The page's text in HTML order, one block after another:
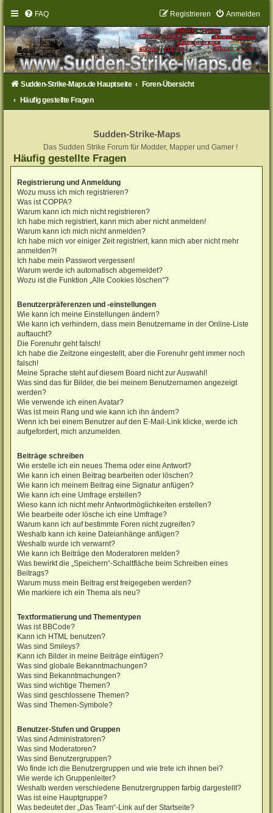
FAQ Anmelden
Registrieren
Sudden-Strike-Maps.de Hauptseite
Foren-Übersicht
Häufig gestellte Fragen
Sudden-Strike-Maps
Das Sudden Strike Forum für Modder, Mapper und Gamer !
Häufig gestellte Fragen
Registrierung und Anmeldung
Wozu muss ich mich registrieren?
Was ist COPPA?
Warum kann ich mich nicht registrieren?
Ich habe mich registriert, kann mich aber nicht anmelden!
Warum kann ich mich nicht anmelden?
Ich habe mich vor einiger Zeit registriert, kann mich aber nicht mehr
anmelden?!
Ich habe mein Passwort vergessen!
Warum werde ich automatisch abgemeldet?
Wozu ist die Funktion „Alle Cookies löschen“?
Benutzerpräferenzen und -einstellungen
Wie kann ich meine Einstellungen ändern?
Wie kann ich verhindern, dass mein Benutzername in der Online-Liste
auftaucht?
Die Forenuhr geht falsch!
Ich habe die Zeitzone eingestellt, aber die Forenuhr geht immer noch
falsch!
Meine Sprache steht auf diesem Board nicht zur Auswahl!
Was sind das für Bilder, die bei meinem Benutzernamen angezeigt
werden?
Wie verwende ich einen Avatar?
Was ist mein Rang und wie kann ich ihn ändern?
Wenn ich bei einem Benutzer auf den E-Mail-Link klicke, werde ich
aufgefordert, mich anzumelden.
Beiträge schreiben
Wie erstelle ich ein neues Thema oder eine Antwort?
Wie kann ich einen Beitrag bearbeiten oder löschen?
Wie kann ich meinem Beitrag eine Signatur anfügen?
Wie kann ich eine Umfrage erstellen?
Wieso kann ich nicht mehr Antwortmöglichkeiten erstellen?
Wie bearbeite oder lösche ich eine Umfrage?
Warum kann ich auf bestimmte Foren nicht zugreifen?
Weshalb kann ich keine Dateianhänge anfügen?
Weshalb wurde ich verwarnt?
Wie kann ich Beiträge den Moderatoren melden?
Was bewirkt die „Speichern“-Schaltfläche beim Schreiben eines
Beitrags?
Warum muss mein Beitrag erst freigegeben werden?
Wie markiere ich ein Thema als neu?
Textformatierung und Thementypen
Was ist BBCode?
Kann ich HTML benutzen?
Was sind Smileys?
Kann ich Bilder in meine Beiträge einfügen?
Was sind globale Bekanntmachungen?
Was sind Bekanntmachungen?
Was sind wichtige Themen?
Was sind geschlossene Themen?
Was sind Themen-Symbole?
Benutzer-Stufen und Gruppen
Was sind Administratoren?
Was sind Moderatoren?
Was sind Benutzergruppen?
Wo finde ich die Benutzergruppen und wie trete ich ihnen bei?
Wie werde ich Gruppenleiter?
Weshalb werden verschiedene Benutzergruppen farbig dargestellt?
Was ist eine Hauptgruppe?
Was bedeutet der „Das Team“-Link auf der Startseite?